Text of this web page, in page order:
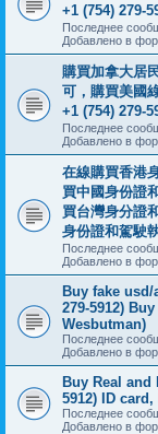
+1 (754) 279-
Последнее
Добавлено в
購買加拿大居
可，購買美國
+1 (754) 279-
Последнее
Добавлено в
在線購買香港
買中國身份證
買台灣身分證
身份證和駕駛
Последнее
Добавлено в
Buy fake usd/
279-5912)
Wesbutman)
Последнее
Добавлено в
Buy Real and
5912) ID
Последнее
Добавлено в